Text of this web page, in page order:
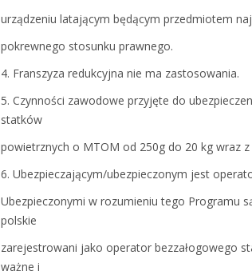
urządzeniu latającym będącym przedmiotem
pokrewnego stosunku prawnego.
4. Franszyza redukcyjna nie ma zastosowania.
5. Czynności zawodowe przyjęte do
statków
powietrznych o MTOM od 250g do 20 kg wraz
6. Ubezpieczającym/ubezpieczonym jest
Ubezpieczonymi w rozumieniu tego Programu
polskie
zarejestrowani jako operator bezzałogowego
ważne i